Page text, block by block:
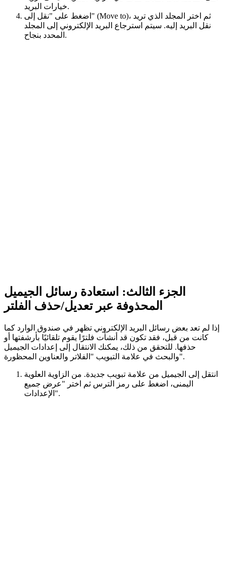
خيارات البريد.
اضغط على "نقل إلى" (Move to)، ثم اختر المجلد الذي تريد
نقل البريد إليه. سيتم استرجاع البريد الإلكتروني إلى المجلد
المحدد بنجاح.
الجزء الثالث: استعادة رسائل الجيميل
المحذوفة عبر تعديل/حذف الفلتر
إذا لم تعد بعض رسائل البريد الإلكتروني تظهر في صندوق الوارد كما
كانت من قبل، فقد تكون قد أنشأت فلترًا يقوم تلقائيًا بأرشفتها أو
حذفها. للتحقق من ذلك، يمكنك الانتقال إلى إعدادات الجيميل
والبحث في علامة التبويب "الفلاتر والعناوين المحظورة".
انتقل إلى الجيميل من علامة تبويب جديدة. من الزاوية العلوية
اليمنى، اضغط على رمز الترس ثم اختر "عرض جميع
الإعدادات".